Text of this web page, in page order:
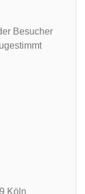
Besucher
Köln